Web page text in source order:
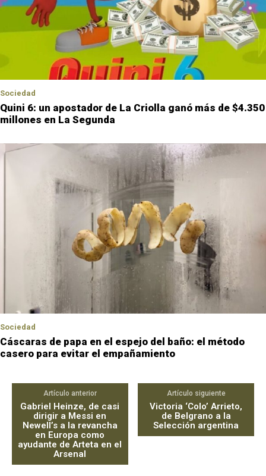
Sociedad
Quini 6: un apostador de La Criolla ganó más de $4.350
millones en La Segunda
Sociedad
Cáscaras de papa en el espejo del baño: el método
casero para evitar el empañamiento
Artículo anterior
Gabriel Heinze, de casi
dirigir a Messi en
Newell’s a la revancha
en Europa como
ayudante de Arteta en el
Arsenal
Artículo siguiente
Victoria ‘Colo’ Arrieto,
de Belgrano a la
Selección argentina